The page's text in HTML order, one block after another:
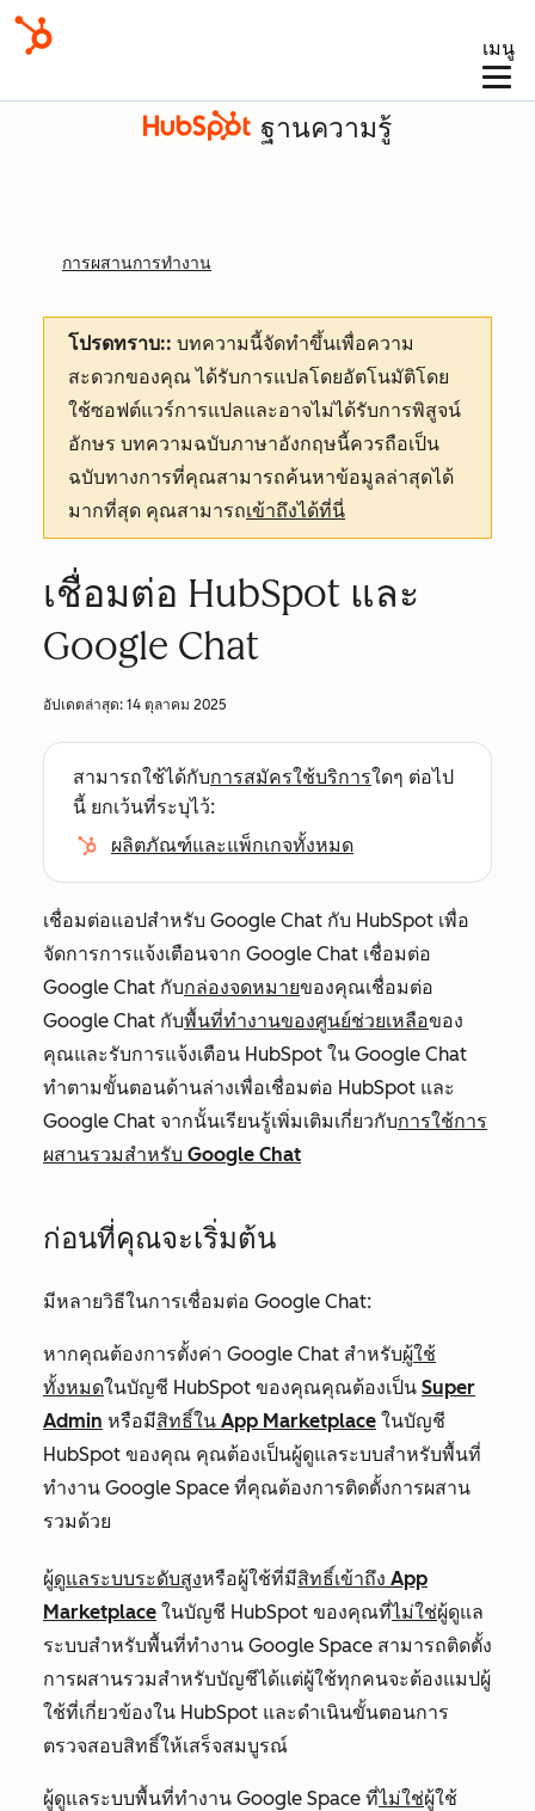
เมนู
ฐานความรู้
การผสานการทำงาน
โปรดทราบ:: บทความนี้จัดทำขึ้นเพื่อความ
สะดวกของคุณได้รับการแปลโดยอัตโนมัติโดย
ใช้ซอฟต์แวร์การแปลและอาจไม่ได้รับการพิสูจน์
อักษร บทความฉบับภาษาอังกฤษนี้ควรถือเป็น
ฉบับทางการที่คุณสามารถค้นหาข้อมูลล่าสุดได้
มากที่สุด คุณสามารถเข้าถึงได้ที่นี่
เชื่อมต่อ HubSpot และ
Google Chat
อัปเดตล่าสุด: 14 ตุลาคม 2025
สามารถใช้ได้กับการสมัครใช้บริการใดๆ ต่อไป
นี้ ยกเว้นที่ระบุไว้:
ผลิตภัณฑ์และแพ็กเกจทั้งหมด
เชื่อมต่อแอปสำหรับ Google Chat กับ HubSpot เพื่อ
จัดการการแจ้งเตือนจาก Google Chat เชื่อมต่อ
Google Chat กับกล่องจดหมายของคุณเชื่อมต่อ
Google Chat กับพื้นที่ทำงานของศูนย์ช่วยเหลือของ
คุณและรับการแจ้งเตือน HubSpot ใน Google Chat
ทำตามขั้นตอนด้านล่างเพื่อเชื่อมต่อ HubSpot และ
Google Chat จากนั้นเรียนรู้เพิ่มเติมเกี่ยวกับการใช้การ
ผสานรวมสำหรับ Google Chat
ก่อนที่คุณจะเริ่มต้น
มีหลายวิธีในการเชื่อมต่อ Google Chat:
หากคุณต้องการตั้งค่า Google Chat สำหรับผู้ใช้
ทั้งหมดในบัญชี HubSpot ของคุณคุณต้องเป็น Super
Admin หรือมีสิทธิ์ใน App Marketplace ในบัญชี
HubSpot ของคุณ คุณต้องเป็นผู้ดูแลระบบสำหรับพื้นที่
ทำงาน Google Space ที่คุณต้องการติดตั้งการผสาน
รวมด้วย
ผู้ดูแลระบบระดับสูงหรือผู้ใช้ที่มีสิทธิ์เข้าถึง App
Marketplace ในบัญชี HubSpot ของคุณที่ไม่ใช่ผู้ดูแล
ระบบสำหรับพื้นที่ทำงาน Google Space สามารถติดตั้ง
การผสานรวมสำหรับบัญชีได้แต่ผู้ใช้ทุกคนจะต้องแมปผู้
ใช้ที่เกี่ยวข้องใน HubSpot และดำเนินขั้นตอนการ
ตรวจสอบสิทธิ์ให้เสร็จสมบูรณ์
ผู้ดูแลระบบพื้นที่ทำงาน Google Space ที่ไม่ใช่ผู้ใช้